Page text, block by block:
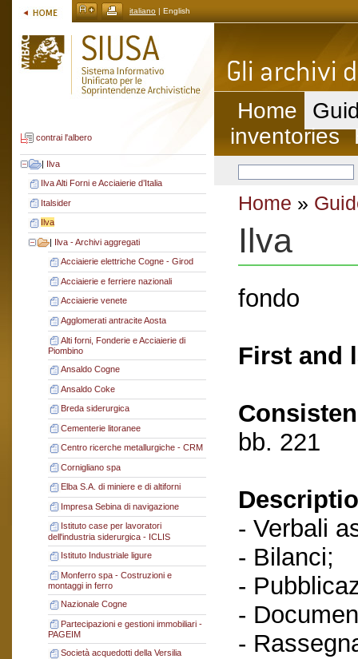
italiano | English
contrai l'albero
| Ilva
Ilva Alti Forni e Acciaierie d’Italia
Italsider
Ilva
| Ilva - Archivi aggregati
Acciaierie elettriche Cogne - Girod
Acciaierie e ferriere nazionali
Acciaierie venete
Agglomerati antracite Aosta
Alti forni, Fonderie e Acciaierie di
Piombino
Ansaldo Cogne
Ansaldo Coke
Breda siderurgica
Cementerie litoranee
Centro ricerche metallurgiche - CRM
Cornigliano spa
Elba S.A. di miniere e di altiforni
Impresa Sebina di navigazione
Istituto case per lavoratori
dell'industria siderurgica - ICLIS
Istituto Industriale ligure
Monferro spa - Costruzioni e
montaggi in ferro
Nazionale Cogne
Partecipazioni e gestioni immobiliari -
PAGEIM
Società acquedotti della Versilia
Home
inventories
Home »
Ilva
fondo
First and
bb. 221
- Verbali
- Bilanci;
-
-
-